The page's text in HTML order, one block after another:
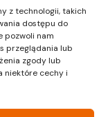
z technologii, takich
dostępu do
pozwoli nam
przeglądania lub
zgody lub
niektóre cechy i